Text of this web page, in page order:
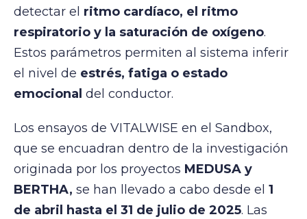
detectar el ritmo cardíaco, el ritmo
respiratorio y la saturación de oxígeno.
Estos parámetros permiten al sistema inferir
el nivel de estrés, fatiga o estado
emocional del conductor.
Los ensayos de VITALWISE en el Sandbox,
que se encuadran dentro de la investigación
originada por los proyectos MEDUSA y
BERTHA, se han llevado a cabo desde el 1
de abril hasta el 31 de julio de 2025. Las